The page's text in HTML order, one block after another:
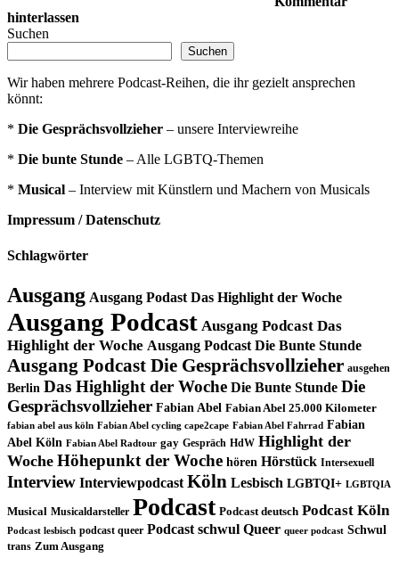
hinterlassen
Suchen
Suchen
Wir haben mehrere Podcast-Reihen, die ihr gezielt ansprechen
könnt:
* Die Gesprächsvollzieher – unsere Interviewreihe
* Die bunte Stunde – Alle LGBTQ-Themen
* Musical – Interview mit Künstlern und Machern von Musicals
Impressum / Datenschutz
Schlagwörter
Ausgang Ausgang Podast Das Highlight der Woche
Ausgang Podcast Ausgang Podcast Das
Highlight der Woche Ausgang Podcast Die Bunte Stunde
Ausgang Podcast Die Gesprächsvollzieher ausgehen
Berlin Das Highlight der Woche Die Bunte Stunde Die
Gesprächsvollzieher Fabian Abel Fabian Abel 25.000 Kilometer
fabian abel aus köln Fabian Abel cycling cape2cape Fabian Abel Fahrrad Fabian
Abel Köln Fabian Abel Radtour gay Gespräch HdW Highlight der
Woche Höhepunkt der Woche hören Hörstück Intersexuell
Interview Interviewpodcast Köln Lesbisch LGBTQI+ LGBTQIA
Musical Musicaldarsteller Podcast Podcast deutsch Podcast Köln
Podcast lesbisch podcast queer Podcast schwul Queer queer podcast Schwul
trans Zum Ausgang